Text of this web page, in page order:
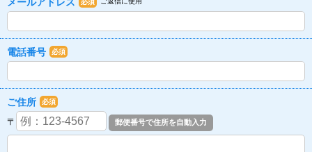
必須
電話番号 必須
ご住所 必須
〒